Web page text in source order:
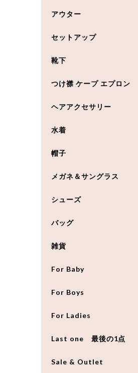
アウター
セットアップ
靴下
つけ襟 ケープ エプロン
ヘアアクセサリー
水着
帽子
メガネ＆サングラス
シューズ
バッグ
雑貨
For Baby
For Boys
For Ladies
Last one 最後の1点
Sale & Outlet